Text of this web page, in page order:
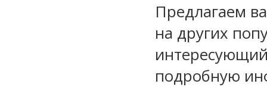
Предлагаем
на других
подробную